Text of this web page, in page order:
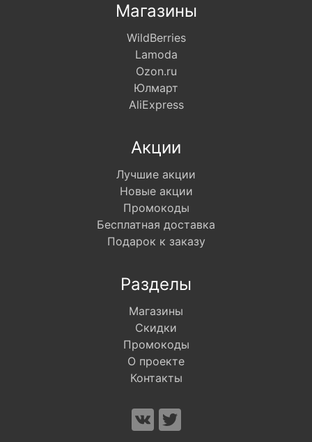
Магазины
WildBerries
Lamoda
Ozon.ru
Юлмарт
AliExpress
Акции
Лучшие акции
Новые акции
Промокоды
Бесплатная доставка
Подарок к заказу
Разделы
Магазины
Скидки
Промокоды
О проекте
Контакты